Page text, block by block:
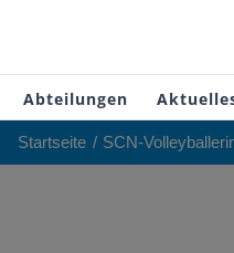
Abteilungen
Startseite SCN-